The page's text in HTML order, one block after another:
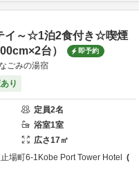
イ～☆1泊2食付き☆喫煙
台）
即予約
ごみの湯宿
り
定員2名
浴室1室
広さ17㎡
場町6-1 Kobe Port Tower Hotel